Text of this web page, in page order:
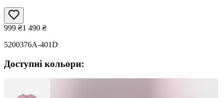
999 ₴1 490 ₴
5200376A-401D
Доступні кольори: